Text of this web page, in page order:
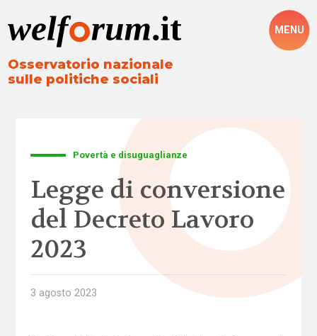
Osservatorio nazionale
sulle politiche sociali
MENU
Povertà e disuguaglianze
Legge di conversione
del Decreto Lavoro
2023
3 agosto 2023